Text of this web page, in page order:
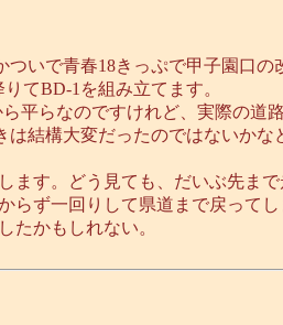
いで青春18きっぷで甲子園口
てBD-1を組み立てます。
平らなのですけれど、実際の道
結構大変だったのではないか
す。どう見ても、だいぶ先ま
ず一回りして県道まで戻って
たかもしれない。